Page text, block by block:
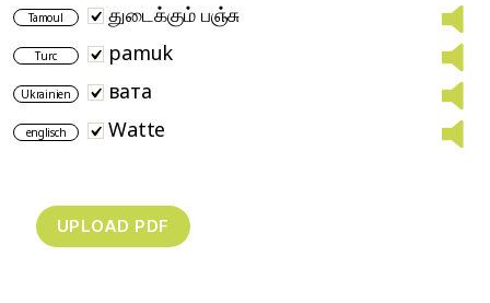
Tamoul துடைக்கும் பஞ்சு
Turc pamuk
Ukrainien вата
englisch Watte